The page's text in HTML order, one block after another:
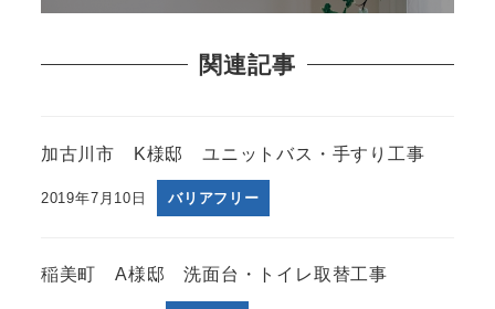
関連記事
加古川市 K様邸 ユニットバス・手すり工事
2019年7月10日 バリアフリー
稲美町 A様邸 洗面台・トイレ取替工事